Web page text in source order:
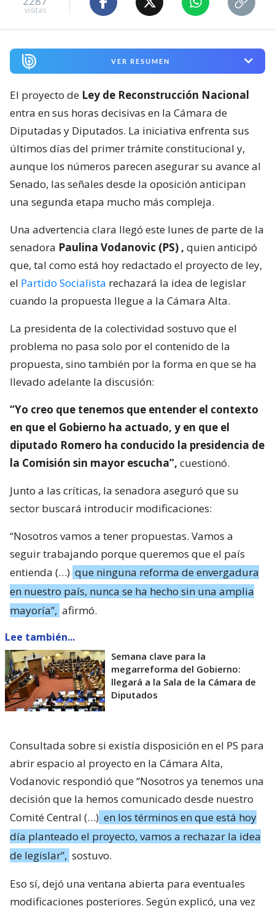
visitas
VER RESUMEN
El proyecto de Ley de Reconstrucción Nacional
entra en sus horas decisivas en la Cámara de
Diputadas y Diputados. La iniciativa enfrenta sus
últimos días del primer trámite constitucional y,
aunque los números parecen asegurar su avance al
Senado, las señales desde la oposición anticipan
una segunda etapa mucho más compleja.
Una advertencia clara llegó este lunes de parte de la
senadora Paulina Vodanovic (PS) , quien anticipó
que, tal como está hoy redactado el proyecto de ley,
el Partido Socialista rechazará la idea de legislar
cuando la propuesta llegue a la Cámara Alta.
La presidenta de la colectividad sostuvo que el
problema no pasa solo por el contenido de la
propuesta, sino también por la forma en que se ha
llevado adelante la discusión:
“Yo creo que tenemos que entender el contexto
en que el Gobierno ha actuado, y en que el
diputado Romero ha conducido la presidencia de
la Comisión sin mayor escucha”, cuestionó.
Junto a las críticas, la senadora aseguró que su
sector buscará introducir modificaciones:
“Nosotros vamos a tener propuestas. Vamos a
seguir trabajando porque queremos que el país
entienda (…) que ninguna reforma de envergadura
en nuestro país, nunca se ha hecho sin una amplia
mayoría”, afirmó.
Lee también...
Semana clave para la
megarreforma del Gobierno:
llegará a la Sala de la Cámara de
Diputados
Consultada sobre si existía disposición en el PS para
abrir espacio al proyecto en la Cámara Alta,
Vodanovic respondió que “Nosotros ya tenemos una
decisión que la hemos comunicado desde nuestro
Comité Central (…) en los términos en que está hoy
día planteado el proyecto, vamos a rechazar la idea
de legislar”, sostuvo.
Eso sí, dejó una ventana abierta para eventuales
modificaciones posteriores. Según explicó, una vez